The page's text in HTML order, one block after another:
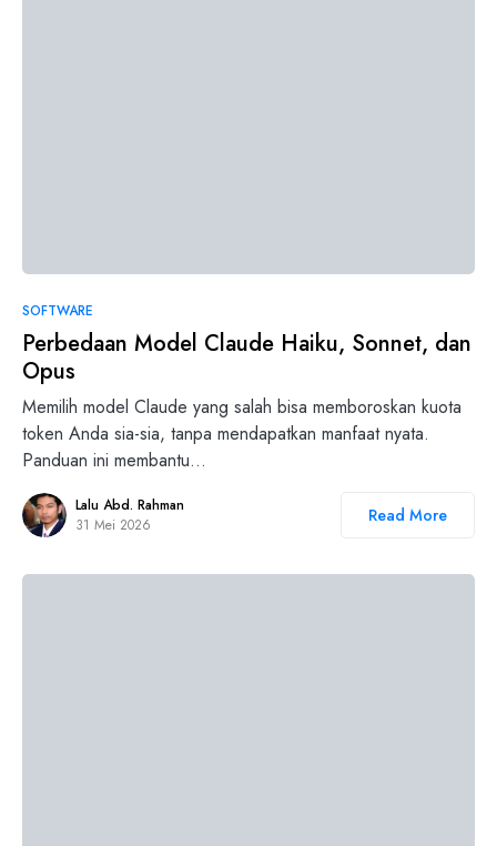
SOFTWARE
Perbedaan Model Claude Haiku, Sonnet, dan
Opus
Memilih model Claude yang salah bisa memboroskan kuota
token Anda sia-sia, tanpa mendapatkan manfaat nyata.
Panduan ini membantu…
Lalu Abd. Rahman
31 Mei 2026
Read More